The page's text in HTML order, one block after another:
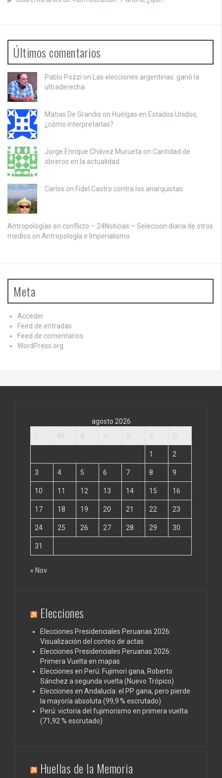
Últimos comentarios
Pablo Pozzi on Las elecciones argentinas: ganó la
ultraderecha
Matias De Grandis on Huelgas en Estados Unidos,
¿cómo interpretarlas?
Jorge Enrique Chávez Murueta on Cantidad de
obreros en la actualidad
Carlos on Fidel Castro contra los anarquistas
Antropologías en conflicto – 24Noticias – Seleccion diaria de otros
medios on Antropología e Imperialismo
Meta
Acceder
Feed de entradas
Feed de comentarios
WordPress.org
agosto 2026
1 2
3 4 5 6 7 8 9
10 11 12 13 14 15 16
17 18 19 20 21 22 23
24 25 26 27 28 29 30
31
« Nov
Elecciones
Elecciones Presidenciales Peruanas 2026:
Visualización del conteo de actas
Elecciones Presidenciales Peruanas 2026:
Primera Vuelta en mapas
Elecciones en Perú: Fujimori gana, Roberto
Sánchez a segunda vuelta (Nuevo Trópico)
Elecciones en Andalucía: el PP gana, pero pierde
la mayoría absoluta (99,9 % escrutado)
Perú: victoria del fujimorismo en primera vuelta
(71,92 % escrutado)
Huellas de la Memoria